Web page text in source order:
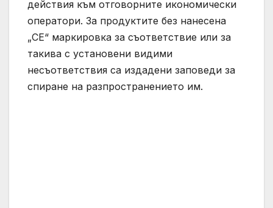
действия към отговорните икономически
оператори. За продуктите без нанесена
„CE“ маркировка за съответствие или за
такива с установени видими
несъответствия са издадени заповеди за
спиране на разпространението им.